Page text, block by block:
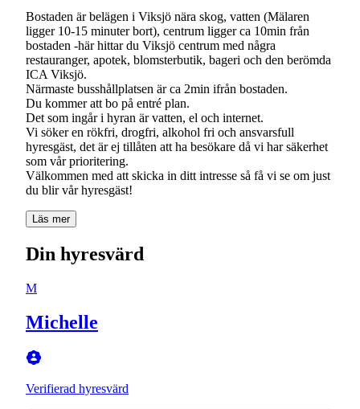
Bostaden är belägen i Viksjö nära skog, vatten (Mälaren
ligger 10-15 minuter bort), centrum ligger ca 10min från
bostaden -här hittar du Viksjö centrum med några
restauranger, apotek, blomsterbutik, bageri och den berömda
ICA Viksjö.
Närmaste busshållplatsen är ca 2min ifrån bostaden.
Du kommer att bo på entré plan.
Det som ingår i hyran är vatten, el och internet.
Vi söker en rökfri, drogfri, alkohol fri och ansvarsfull
hyresgäst, det är ej tillåten att ha besökare då vi har säkerhet
som vår prioritering.
Välkommen med att skicka in ditt intresse så få vi se om just
Läs mer
Din hyresvärd
M
Michelle
Verifierad hyresvärd